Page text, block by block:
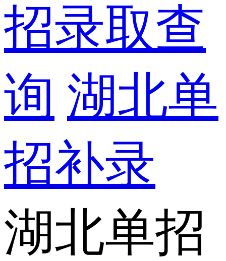
招录取查
询 湖北单
招补录
湖北单招